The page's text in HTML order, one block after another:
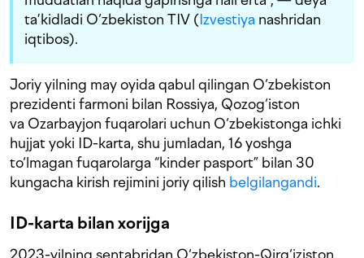
ta’kidladi O‘zbekiston TIV (Izvestiya nashridan
iqtibos).
Joriy yilning may oyida qabul qilingan O‘zbekiston
prezidenti farmoni bilan Rossiya, Qozog‘iston
va Ozarbayjon fuqarolari uchun O‘zbekistonga ichki
hujjat yoki ID-karta, shu jumladan, 16 yoshga
to‘lmagan fuqarolarga “kinder pasport” bilan 30
kungacha kirish rejimini joriy qilish belgilangandi.
ID-karta bilan xorijga